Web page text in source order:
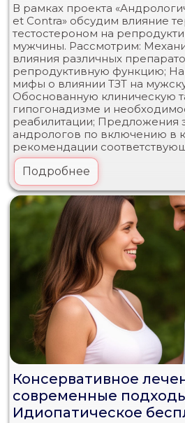
В рамках проекта
et Contra» обсудим влияние
тестостероном на
мужчины. Рассмотрим:
влияния различных
репродуктивную функцию;
мифы о влиянии ТЗТ на
Обоснованную клиническую
гипогонадизме и
реабилитации; Предложения
андрологов по включению в
рекомендации
Подробнее
Консервативное
современные
Идиопатическое